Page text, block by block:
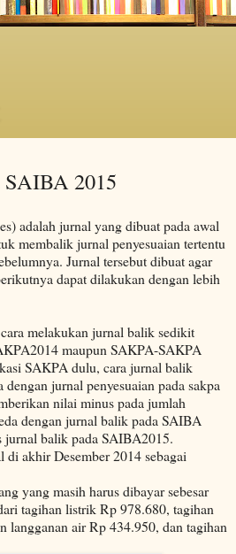
2015
adalah jurnal yang dibuat pada awal
membalik jurnal penyesuaian tertentu
Jurnal tersebut dibuat agar
dapat dilakukan dengan lebih
melakukan jurnal balik sedikit
maupun SAKPA-SAKPA
SAKPA dulu, cara jurnal balik
jurnal penyesuaian pada sakpa
nilai minus pada jumlah
dengan jurnal balik pada SAIBA
balik pada SAIBA2015.
akhir Desember 2014 sebagai
yang masih harus dibayar sebesar
tagihan listrik Rp 978.680, tagihan
langganan air Rp 434.950, dan tagihan